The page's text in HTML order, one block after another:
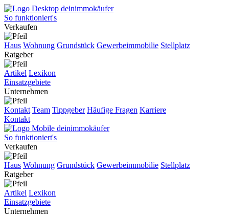
So funktioniert's
Verkaufen
Haus Wohnung Grundstück Gewerbeimmobilie Stellplatz
Ratgeber
Artikel Lexikon
Einsatzgebiete
Unternehmen
Kontakt Team Tippgeber Häufige Fragen Karriere
Kontakt
So funktioniert's
Verkaufen
Haus Wohnung Grundstück Gewerbeimmobilie Stellplatz
Ratgeber
Artikel Lexikon
Einsatzgebiete
Unternehmen